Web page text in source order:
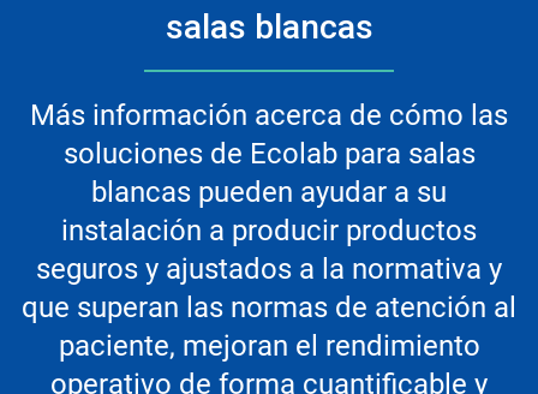
salas blancas
Más información acerca de cómo las
soluciones de Ecolab para salas
blancas pueden ayudar a su
instalación a producir productos
seguros y ajustados a la normativa y
que superan las normas de atención al
paciente, mejoran el rendimiento
operativo de forma cuantificable y